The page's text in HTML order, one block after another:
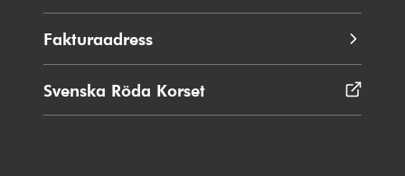
Fakturaadress
Svenska Röda Korset
i